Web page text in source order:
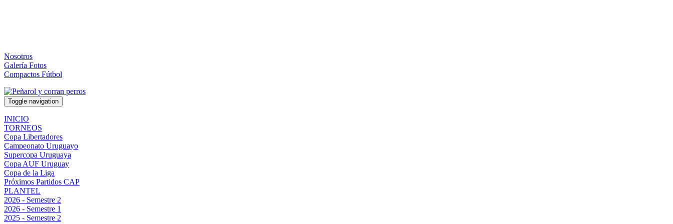
Nosotros
Galería Fotos
Compactos Fútbol
Toggle navigation
INICIO
TORNEOS
Copa Libertadores
Campeonato Uruguayo
Supercopa Uruguaya
Copa AUF Uruguay
Copa de la Liga
Próximos Partidos CAP
PLANTEL
2026 - Semestre 2
2026 - Semestre 1
2025 - Semestre 2